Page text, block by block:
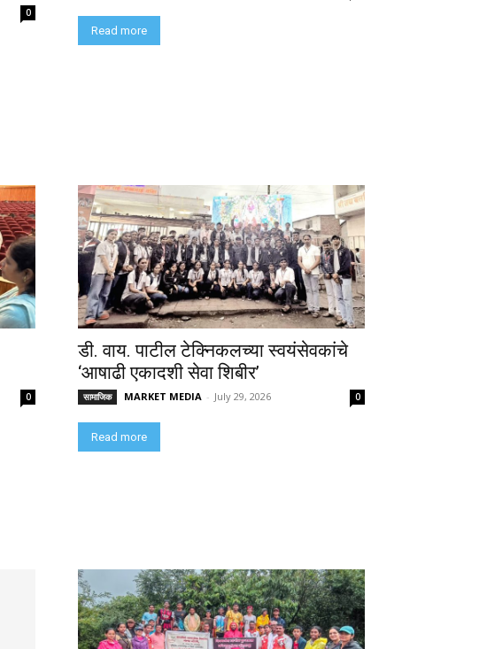
0
Read more
0
डी. वाय. पाटील टेक्निकलच्या स्वयंसेवकांचे
‘आषाढी एकादशी सेवा शिबीर’
सामाजिक MARKET MEDIA - July 29, 2026 0
Read more